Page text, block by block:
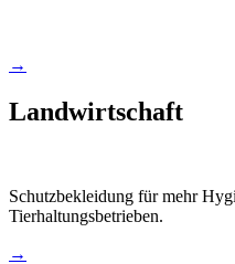
→
Landwirtschaft
Schutzbekleidung für mehr
Tierhaltungsbetrieben.
→